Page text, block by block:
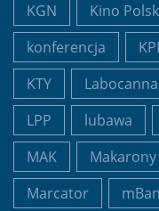
KGN
Kino
konferencja
KTY
Labocanna
LPP
lubawa
MAK
Marcator